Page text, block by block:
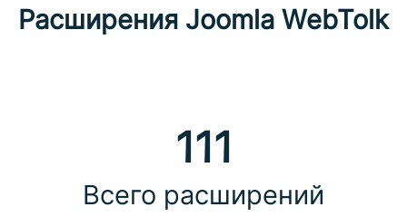
Расширения Joomla WebTolk
111
Всего расширений